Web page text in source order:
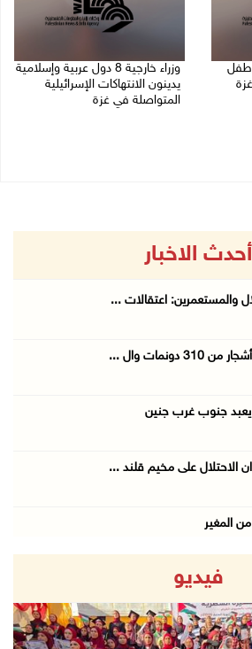
اليونيسف: استشهاد 300 طفل
وزراء خارجية 8 دول عربية وإسلامية
يدينون الانتهاكات الإسرائيلية
المتواصلة في غزة
أحدث الاخبار
والمستعمرين: اعتقالات ...
دونمات وال ...
يعبد جنوب غرب جنين
المغير
مكافحة المخدرات الدولي ...
وفدا أميركيا على تطورا ...
فيديو